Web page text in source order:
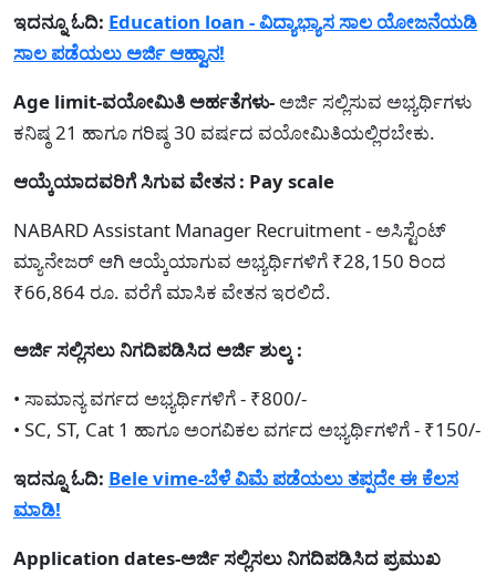
ಇದನ್ನೂ ಓದಿ: Education loan - ವಿದ್ಯಾಭ್ಯಾಸ ಸಾಲ ಯೋಜನೆಯಡಿ
ಸಾಲ ಪಡೆಯಲು ಅರ್ಜಿ ಆಹ್ವಾನ!
Age limit-ವಯೋಮಿತಿ ಅರ್ಹತೆಗಳು- ಅರ್ಜಿ ಸಲ್ಲಿಸುವ ಅಭ್ಯರ್ಥಿಗಳು
ಕನಿಷ್ಠ 21 ಹಾಗೂ ಗರಿಷ್ಠ 30 ವರ್ಷದ ವಯೋಮಿತಿಯಲ್ಲಿರಬೇಕು.
ಆಯ್ಕೆಯಾದವರಿಗೆ ಸಿಗುವ ವೇತನ : Pay scale
NABARD Assistant Manager Recruitment - ಅಸಿಸ್ಟೆಂಟ್
ಮ್ಯಾನೇಜರ್ ಆಗಿ ಆಯ್ಕೆಯಾಗುವ ಅಭ್ಯರ್ಥಿಗಳಿಗೆ ₹28,150 ರಿಂದ
₹66,864 ರೂ. ವರೆಗೆ ಮಾಸಿಕ ವೇತನ ಇರಲಿದೆ.
ಅರ್ಜಿ ಸಲ್ಲಿಸಲು ನಿಗದಿಪಡಿಸಿದ ಅರ್ಜಿ ಶುಲ್ಕ :
• ಸಾಮಾನ್ಯ ವರ್ಗದ ಅಭ್ಯರ್ಥಿಗಳಿಗೆ - ₹800/-
• SC, ST, Cat 1 ಹಾಗೂ ಅಂಗವಿಕಲ ವರ್ಗದ ಅಭ್ಯರ್ಥಿಗಳಿಗೆ - ₹150/-
ಇದನ್ನೂ ಓದಿ: Bele vime-ಬೆಳೆ ವಿಮೆ ಪಡೆಯಲು ತಪ್ಪದೇ ಈ ಕೆಲಸ
ಮಾಡಿ!
Application dates-ಅರ್ಜಿ ಸಲ್ಲಿಸಲು ನಿಗದಿಪಡಿಸಿದ ಪ್ರಮುಖ